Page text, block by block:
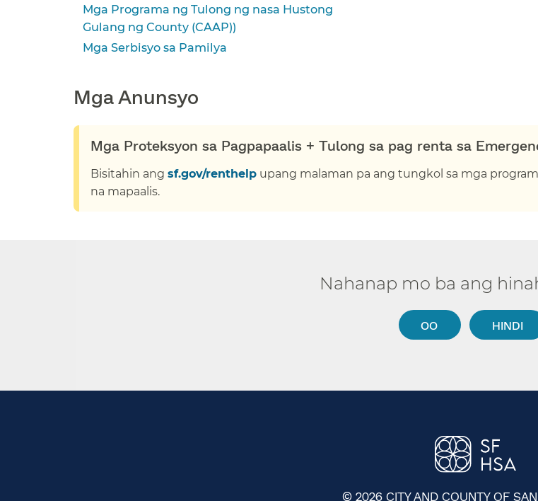
Mga Programa ng Tulong ng nasa Hustong
Gulang ng County (CAAP))​​
Mga Serbisyo sa Pamilya​​
Mga Anunsyo​​
Mga Proteksyon sa Pagpapaalis + Tulong sa pag renta sa
Bisitahin ang sf.gov/renthelp upang malaman pa ang tungkol sa mga
na mapaalis.​​
Nahanap mo ba ang
OO​​ HINDI​​
© 2026 CITY AND COUNTY OF